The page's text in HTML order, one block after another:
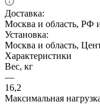
Доставка:
Москва и область, РФ
Установка:
Москва и область,
Характеристики
Вес, кг
—
16,2
Максимальная